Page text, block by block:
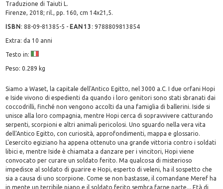
Traduzione di Taiuti L.
Firenze, 2018; ril., pp. 160, cm 14x21,5.
ISBN:88-09-81385-5 - EAN13 :9788809813854
Extra: da 10 anni
Testo in:
Peso: 0.289 kg
Siamo a Waset, la capitale dell'Antico Egitto, nel 3000 a.C. I due orfani Hopi
e Iside vivono di espedienti da quando i loro genitori sono stati sbranati dai
coccodrilli, finché non vengono accolti da una famiglia di ballerini. Iside si
unisce alla loro compagnia, mentre Hopi cerca di sopravvivere catturando
serpenti, scorpioni e altri animali pericolosi. Uno sguardo nella vera vita
dell'Antico Egitto, con curiosità, approfondimenti, mappa e glossario.
L'esercito egiziano ha appena ottenuto una grande vittoria contro i soldati
libici e, mentre Iside è chiamata a danzare per i vincitori, Hopi viene
convocato per curare un soldato ferito. Ma qualcosa di misterioso
impedisce al soldato di guarire e Hopi, esperto di veleni, ha il sospetto che
sia a causa di uno scorpione. Come se non bastasse, il comandane Meref ha
in mente un terribile piano e il soldato ferito sembra farne parte... Età di